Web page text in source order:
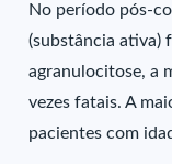
No período pós-
(substância ativa)
agranulocitose, a
vezes fatais. A
pacientes com